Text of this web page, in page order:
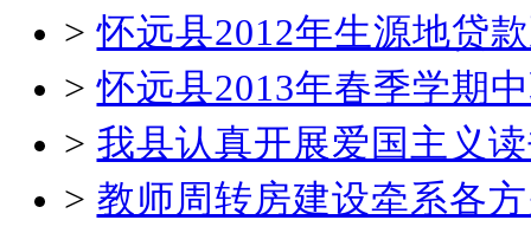
>怀远县2012年生源地贷
>怀远县2013年春季学期
> 我县认真开展爱国主义
> 教师周转房建设牵系各